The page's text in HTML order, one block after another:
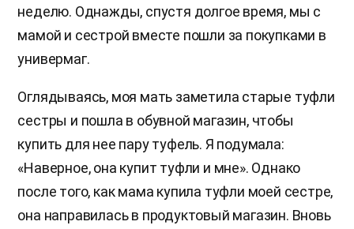
неделю. Однажды, спустя долгое время, мы с
мамой и сестрой вместе пошли за покупками в
универмаг.
Оглядываясь, моя мать заметила старые туфли
сестры и пошла в обувной магазин, чтобы
купить для нее пару туфель. Я подумала:
«Наверное, она купит туфли и мне». Однако
после того, как мама купила туфли моей сестре,
она направилась в продуктовый магазин. Вновь